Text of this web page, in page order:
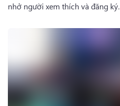
nhở người xem thích và đăng ký.